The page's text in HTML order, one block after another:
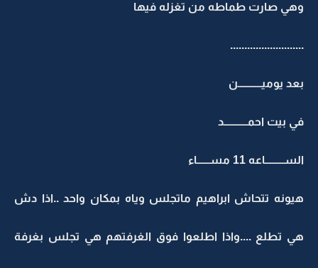
وهي صارت طماطه من تغزله فيها
..........................
بعد يوميـــــــــــن
في بيت احمـــــــــــد
الســـــــــاعه 11 مســــــاء
هيونه تتحاش ابراهيم ماتجلس وياه بمكان واحد ..اذا دش
هي تطلع ....واذا اطلعوا فوق الغرفتهم هي تجلس بغرفة